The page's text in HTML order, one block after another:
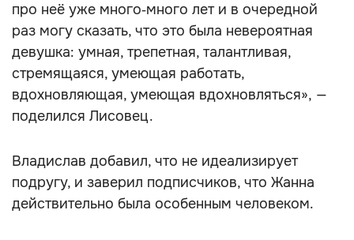
про неё уже много‑много лет и в очередной
раз могу сказать, что это была невероятная
девушка: умная, трепетная, талантливая,
стремящаяся, умеющая работать,
вдохновляющая, умеющая вдохновляться», —
поделился Лисовец.
Владислав добавил, что не идеализирует
подругу, и заверил подписчиков, что Жанна
действительно была особенным человеком.